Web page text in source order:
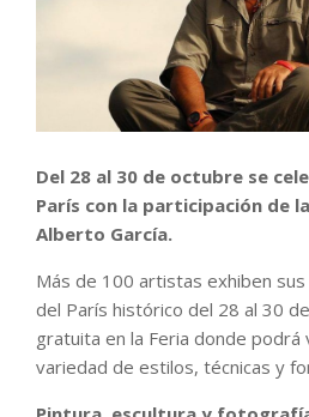
Del 28 al 30 de octubre se
París con la participación de
Alberto García.
Más de 100 artistas exhiben
del París histórico del 28 al 30
gratuita en la Feria donde podrá
variedad de estilos, técnicas y